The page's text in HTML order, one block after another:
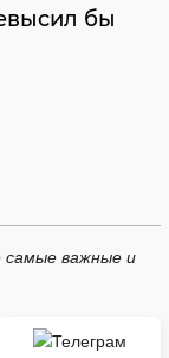
бы
самые важные и